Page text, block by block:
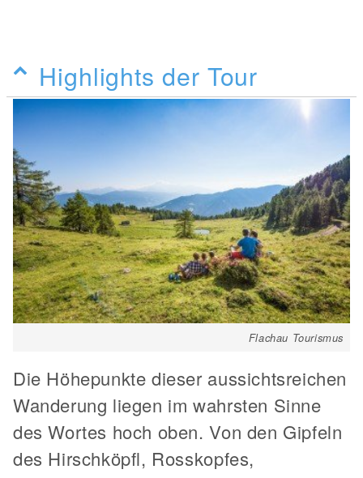
Highlights der Tour
Flachau Tourismus
Die Höhepunkte dieser aussichtsreichen
Wanderung liegen im wahrsten Sinne
des Wortes hoch oben. Von den Gipfeln
des Hirschköpfl, Rosskopfes,